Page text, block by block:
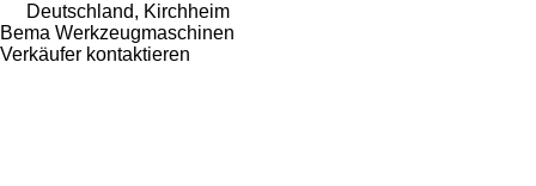
Deutschland, Kirchheim
Bema Werkzeugmaschinen
Verkäufer kontaktieren